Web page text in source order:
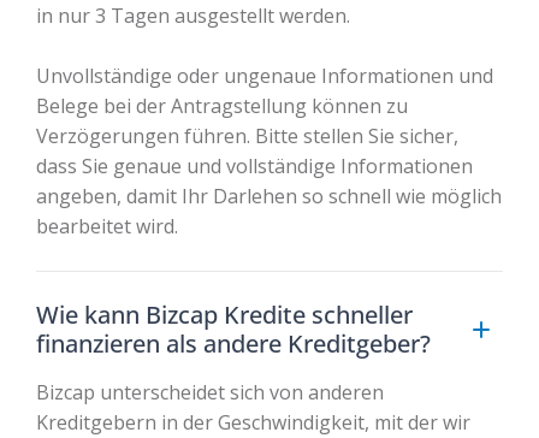
in nur 3 Tagen ausgestellt werden.
Unvollständige oder ungenaue Informationen und
Belege bei der Antragstellung können zu
Verzögerungen führen. Bitte stellen Sie sicher,
dass Sie genaue und vollständige Informationen
angeben, damit Ihr Darlehen so schnell wie möglich
bearbeitet wird.
Wie kann Bizcap Kredite schneller
finanzieren als andere Kreditgeber?
Bizcap unterscheidet sich von anderen
Kreditgebern in der Geschwindigkeit, mit der wir